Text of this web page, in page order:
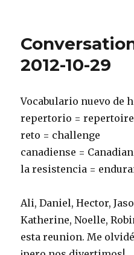
11-
2012-10-29
Vocabulario nuevo de
repertorio = repertoire
reto = challenge
canadiense = Canadian
la resistencia =
Ali, Daniel, Hector,
Katherine, Noelle,
esta reunion. Me